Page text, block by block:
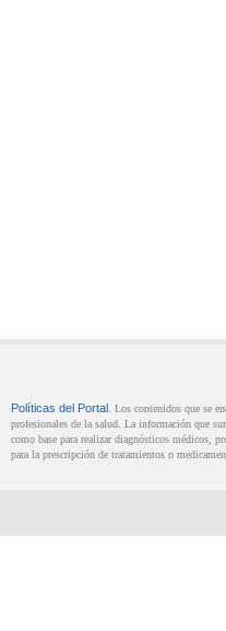
Políticas del Portal . Los contenidos que se
profesionales de la salud. La información que
como base para realizar diagnósticos médicos,
para la prescripción de tratamientos o